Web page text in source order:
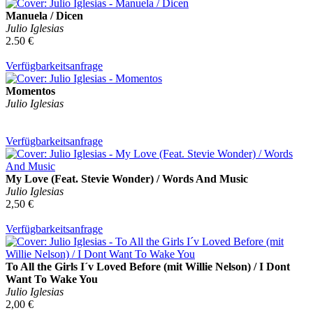
Manuela / Dicen
Julio Iglesias
2.50 €
Verfügbarkeitsanfrage
Momentos
Julio Iglesias
Verfügbarkeitsanfrage
My Love (Feat. Stevie Wonder) / Words And Music
Julio Iglesias
2,50 €
Verfügbarkeitsanfrage
To All the Girls I´v Loved Before (mit Willie Nelson) / I Dont
Want To Wake You
Julio Iglesias
2,00 €